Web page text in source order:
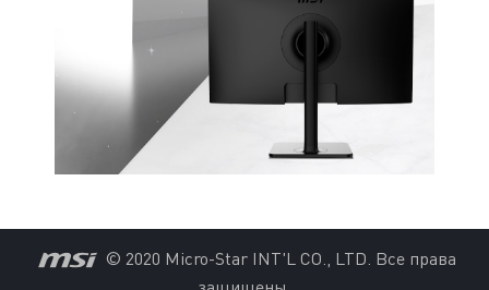
© 2020 Micro-Star INT'L CO., LTD. Все права